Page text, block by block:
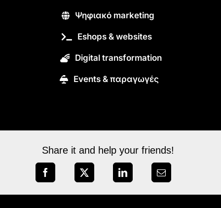
Ψηφιακό marketing
Eshops & websites
Digital transformation
Εvents & παραγωγές
Share it and help your friends!